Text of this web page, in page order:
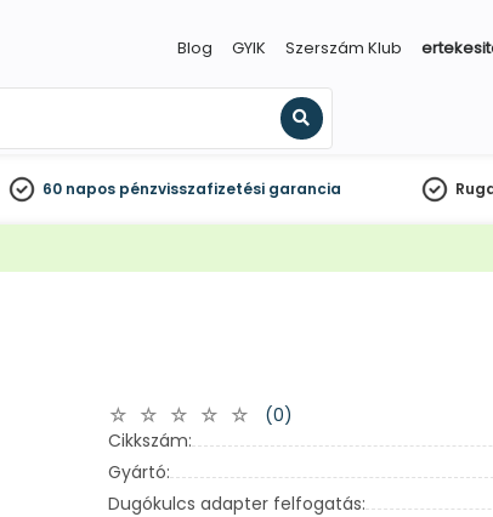
Blog GYIK Szerszám Klub
Keresés
60 napos pénzvisszafizetési garancia
(0)
Cikkszám:
Gyártó:
Dugókulcs adapter felfogatás: